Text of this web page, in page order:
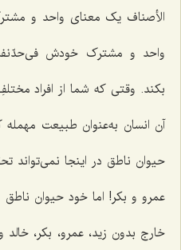
الأصناف یک معنای واحد و
واحد و مشترک خودش
بکند. وقتی که شما از افراد
آن انسان به‌عنوان طبیعت
حیوان ناطق در اینجا نمی‌تواند
عمرو و بکر! اما خود حیوان
خارج بدون زید، عمرو، بکر،